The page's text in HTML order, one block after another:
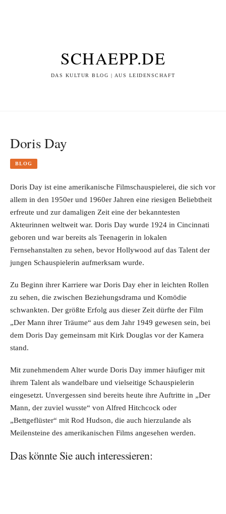
SCHAEPP.DE
DAS KULTUR BLOG | AUS LEIDENSCHAFT
Doris Day
BLOG
Doris Day ist eine amerikanische Filmschauspielerei, die sich vor
allem in den 1950er und 1960er Jahren eine riesigen Beliebtheit
erfreute und zur damaligen Zeit eine der bekanntesten
Akteurinnen weltweit war. Doris Day wurde 1924 in Cincinnati
geboren und war bereits als Teenagerin in lokalen
Fernsehanstalten zu sehen, bevor Hollywood auf das Talent der
jungen Schauspielerin aufmerksam wurde.
Zu Beginn ihrer Karriere war Doris Day eher in leichten Rollen
zu sehen, die zwischen Beziehungsdrama und Komödie
schwankten. Der größte Erfolg aus dieser Zeit dürfte der Film
„Der Mann ihrer Träume“ aus dem Jahr 1949 gewesen sein, bei
dem Doris Day gemeinsam mit Kirk Douglas vor der Kamera
stand.
Mit zunehmendem Alter wurde Doris Day immer häufiger mit
ihrem Talent als wandelbare und vielseitige Schauspielerin
eingesetzt. Unvergessen sind bereits heute ihre Auftritte in „Der
Mann, der zuviel wusste“ von Alfred Hitchcock oder
„Bettgeflüster“ mit Rod Hudson, die auch hierzulande als
Meilensteine des amerikanischen Films angesehen werden.
Das könnte Sie auch interessieren: